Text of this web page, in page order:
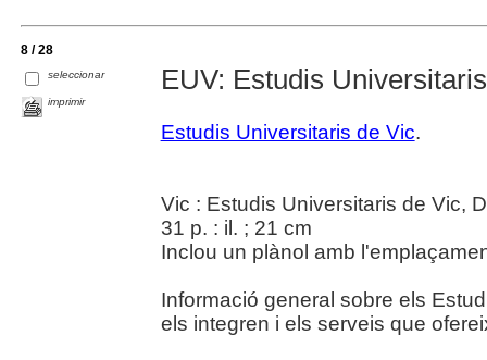
8 / 28
seleccionar
imprimir
EUV: Estudis
Estudis Universitaris de Vic.
Vic : Estudis Universitaris de Vic,
31 p. : il. ; 21 cm
Inclou un plànol amb
Informació general sobre els
els integren i els serveis que